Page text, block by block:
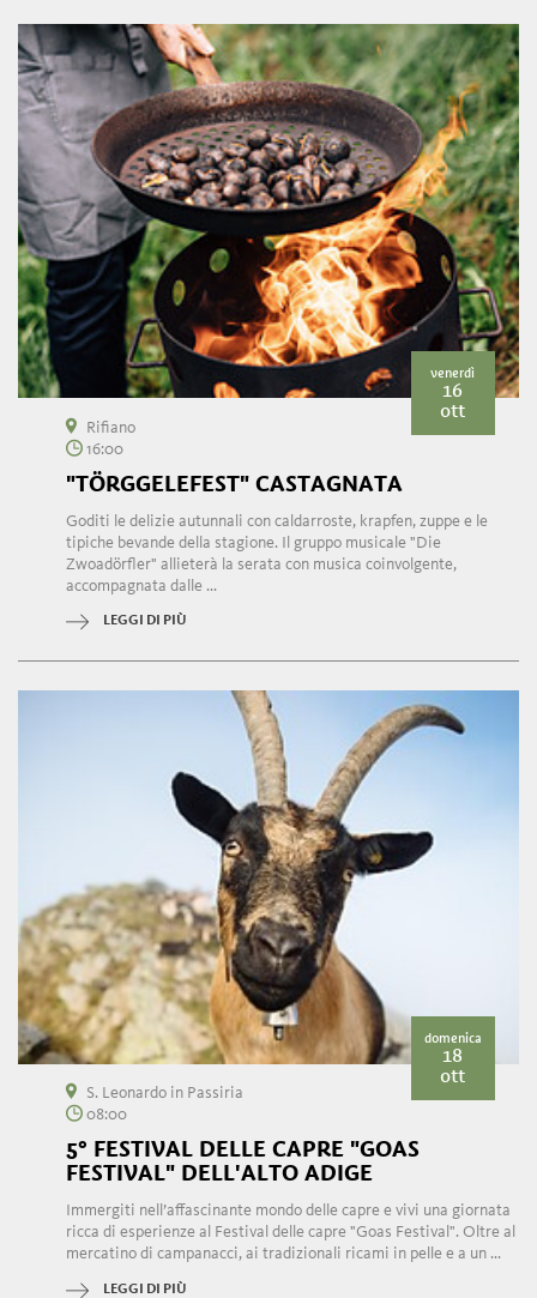
venerdì
16
ott
Rifiano
16:00
"TÖRGGELEFEST" CASTAGNATA
Goditi le delizie autunnali con caldarroste, krapfen, zuppe e le
tipiche bevande della stagione. Il gruppo musicale "Die
Zwoadörfler" allieterà la serata con musica coinvolgente,
accompagnata dalle ...
LEGGI DI PIÙ
domenica
18
ott
S. Leonardo in Passiria
08:00
5° FESTIVAL DELLE CAPRE "GOAS
FESTIVAL" DELL'ALTO ADIGE
Immergiti nell’affascinante mondo delle capre e vivi una giornata
ricca di esperienze al Festival delle capre "Goas Festival". Oltre al
mercatino di campanacci, ai tradizionali ricami in pelle e a un ...
LEGGI DI PIÙ